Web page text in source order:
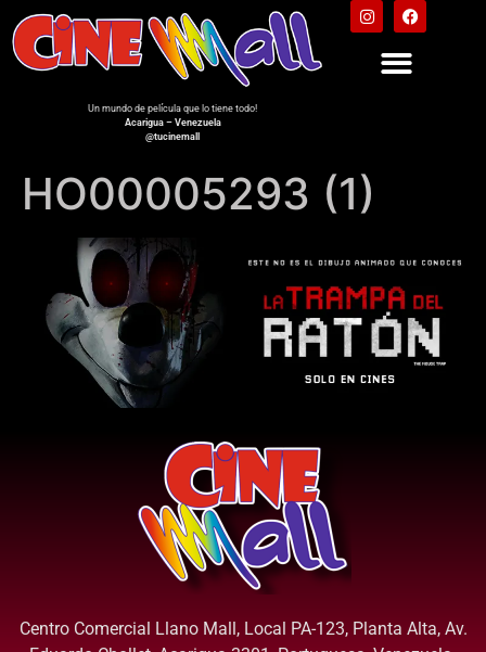
Un mundo de película que lo tiene todo!
Acarigua – Venezuela
@tucinemall
HO00005293 (1)
Centro Comercial Llano Mall, Local PA-123, Planta Alta, Av.